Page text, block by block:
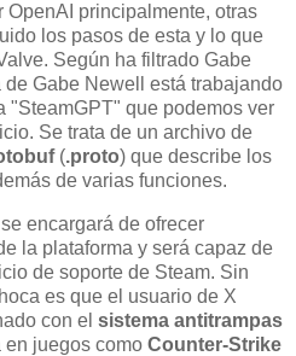
principalmente, otras
los pasos de esta y lo que
Según ha filtrado Gabe
Gabe Newell está trabajando
"SteamGPT" que podemos ver
Se trata de un archivo de
(.proto) que describe los
de varias funciones.
encargará de ofrecer
la plataforma y será capaz de
de soporte de Steam. Sin
es que el usuario de X
con el sistema antitrampas
en juegos como Counter-Strike